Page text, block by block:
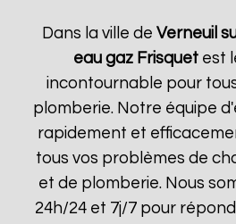
Dans la ville de Verneuil
eau gaz Frisquetest
incontournable pour
plomberie. Notre équipe
rapidement et
tous vos problèmes de
et de plomberie. Nous
24h/24 et 7j/7 pour